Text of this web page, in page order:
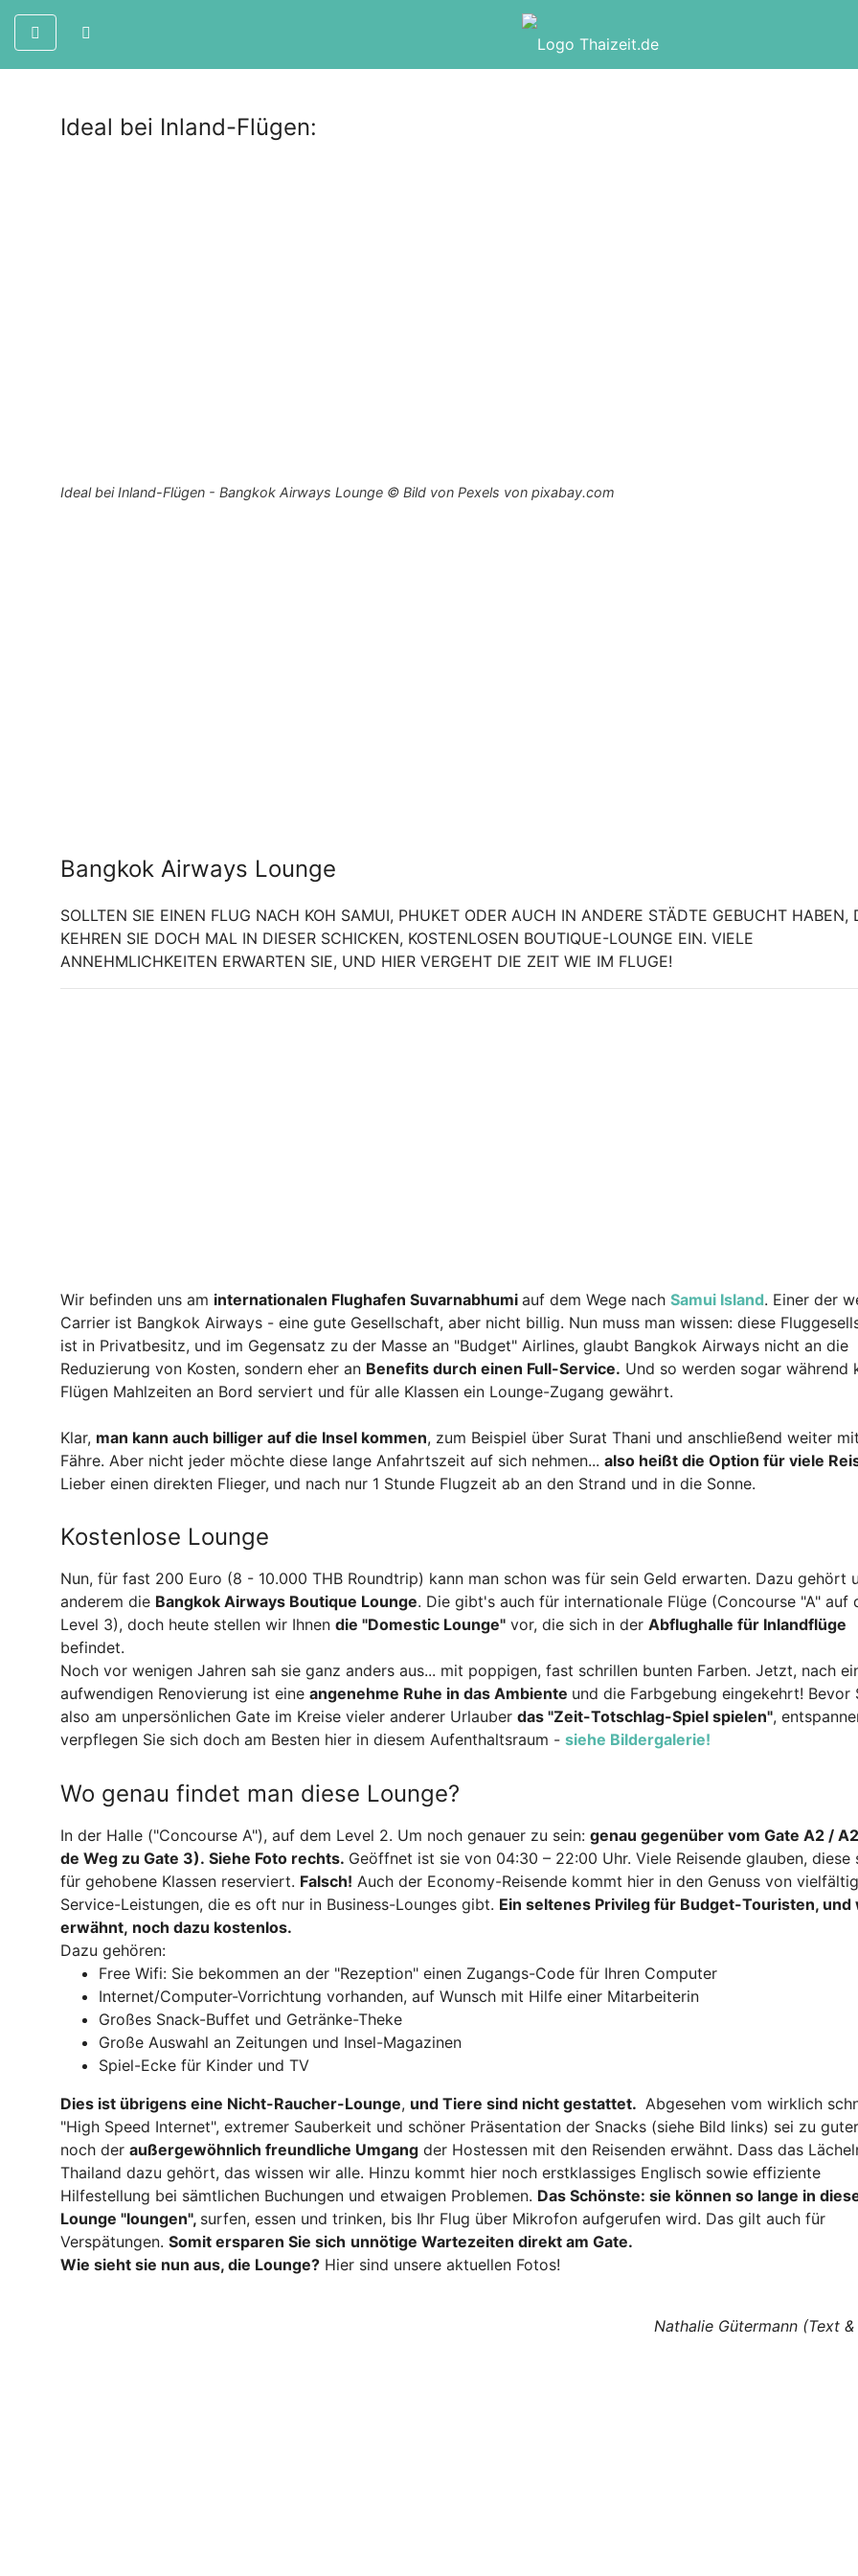
Ideal bei Inland-Flügen:
Ideal bei Inland-Flügen - Bangkok Airways Lounge © Bild von Pexels von pixabay.com
Bangkok Airways Lounge
SOLLTEN SIE EINEN FLUG NACH KOH SAMUI, PHUKET ODER AUCH IN ANDERE STÄDTE GEBUCHT HABEN,
KEHREN SIE DOCH MAL IN DIESER SCHICKEN, KOSTENLOSEN BOUTIQUE-LOUNGE EIN. VIELE
ANNEHMLICHKEITEN ERWARTEN SIE, UND HIER VERGEHT DIE ZEIT WIE IM FLUGE!
Wir befinden uns am internationalen Flughafen Suvarnabhumi auf dem Wege nach Samui Island. Einer der
Carrier ist Bangkok Airways - eine gute Gesellschaft, aber nicht billig. Nun muss man wissen: diese
ist in Privatbesitz, und im Gegensatz zu der Masse an "Budget" Airlines, glaubt Bangkok Airways nicht an die
Reduzierung von Kosten, sondern eher an Benefits durch einen Full-Service. Und so werden sogar während
Flügen Mahlzeiten an Bord serviert und für alle Klassen ein Lounge-Zugang gewährt.
Klar, man kann auch billiger auf die Insel kommen, zum Beispiel über Surat Thani und anschließend weiter
Fähre. Aber nicht jeder möchte diese lange Anfahrtszeit auf sich nehmen... also heißt die Option für viele
Lieber einen direkten Flieger, und nach nur 1 Stunde Flugzeit ab an den Strand und in die Sonne.
Kostenlose Lounge
Nun, für fast 200 Euro (8 - 10.000 THB Roundtrip) kann man schon was für sein Geld erwarten. Dazu gehört
anderem die Bangkok Airways Boutique Lounge. Die gibt's auch für internationale Flüge (Concourse "A" auf
Level 3), doch heute stellen wir Ihnen die "Domestic Lounge" vor, die sich in der Abflughalle für Inlandflüge
befindet.
Noch vor wenigen Jahren sah sie ganz anders aus... mit poppigen, fast schrillen bunten Farben. Jetzt, nach
aufwendigen Renovierung ist eine angenehme Ruhe in das Ambiente und die Farbgebung eingekehrt! Bevor
also am unpersönlichen Gate im Kreise vieler anderer Urlauber das "Zeit-Totschlag-Spiel spielen",
verpflegen Sie sich doch am Besten hier in diesem Aufenthaltsraum - siehe Bildergalerie!
Wo genau findet man diese Lounge?
In der Halle ("Concourse A"), auf dem Level 2. Um noch genauer zu sein: genau gegenüber vom Gate A2 /
de Weg zu Gate 3). Siehe Foto rechts. Geöffnet ist sie von 04:30 – 22:00 Uhr. Viele Reisende glauben, diese
für gehobene Klassen reserviert. Falsch! Auch der Economy-Reisende kommt hier in den Genuss von
Service-Leistungen, die es oft nur in Business-Lounges gibt. Ein seltenes Privileg für Budget-Touristen, und
erwähnt, noch dazu kostenlos.
Dazu gehören:
Free Wifi: Sie bekommen an der "Rezeption" einen Zugangs-Code für Ihren Computer
Internet/Computer-Vorrichtung vorhanden, auf Wunsch mit Hilfe einer Mitarbeiterin
Großes Snack-Buffet und Getränke-Theke
Große Auswahl an Zeitungen und Insel-Magazinen
Spiel-Ecke für Kinder und TV
Dies ist übrigens eine Nicht-Raucher-Lounge, und Tiere sind nicht gestattet. Abgesehen vom wirklich
"High Speed Internet", extremer Sauberkeit und schöner Präsentation der Snacks (siehe Bild links) sei zu
noch der außergewöhnlich freundliche Umgang der Hostessen mit den Reisenden erwähnt. Dass das
Thailand dazu gehört, das wissen wir alle. Hinzu kommt hier noch erstklassiges Englisch sowie effiziente
Hilfestellung bei sämtlichen Buchungen und etwaigen Problemen. Das Schönste: sie können so lange in
Lounge "loungen", surfen, essen und trinken, bis Ihr Flug über Mikrofon aufgerufen wird. Das gilt auch für
Verspätungen. Somit ersparen Sie sich unnötige Wartezeiten direkt am Gate.
Wie sieht sie nun aus, die Lounge? Hier sind unsere aktuellen Fotos!
Nathalie Gütermann (Text